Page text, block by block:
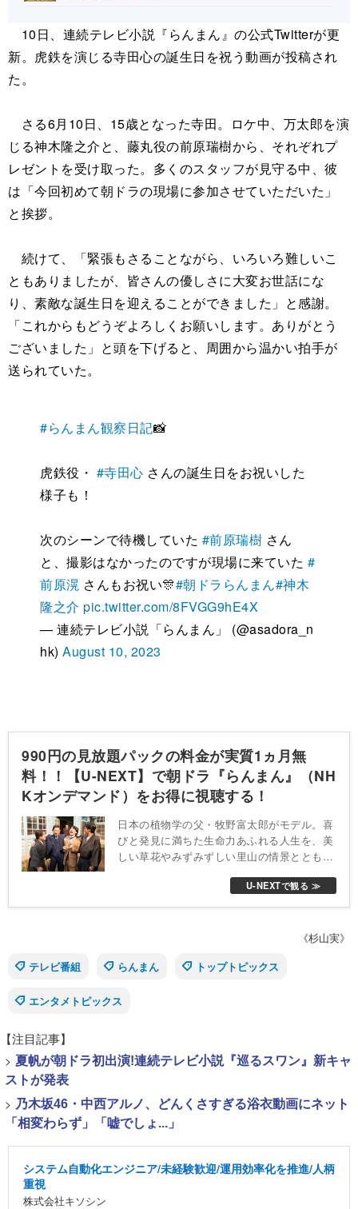
10日、連続テレビ小説『らんまん』の公式Twitterが更
新。虎鉄を演じる寺田心の誕生日を祝う動画が投稿され
た。
さる6月10日、15歳となった寺田。ロケ中、万太郎を演
じる神木隆之介と、藤丸役の前原瑞樹から、それぞれプ
レゼントを受け取った。多くのスタッフが見守る中、彼
は「今回初めて朝ドラの現場に参加させていただいた」
と挨拶。
続けて、「緊張もさることながら、いろいろ難しいこ
ともありましたが、皆さんの優しさに大変お世話にな
り、素敵な誕生日を迎えることができました」と感謝。
「これからもどうぞよろしくお願いします。ありがとう
ございました」と頭を下げると、周囲から温かい拍手が
送られていた。
#らんまん観察日記📸
虎鉄役・ #寺田心 さんの誕生日をお祝いした
様子も！
次のシーンで待機していた #前原瑞樹 さん
と、撮影はなかったのですが現場に来ていた #
前原滉 さんもお祝い🎊#朝ドラらんまん#神木
隆之介 pic.twitter.com/8FVGG9hE4X
— 連続テレビ小説「らんまん」 (@asadora_n
hk) August 10, 2023
990円の見放題パックの料金が実質1ヵ月無
料！！【U-NEXT】で朝ドラ『らんまん』（NH
Kオンデマンド）をお得に視聴する！
日本の植物学の父・牧野富太郎がモデル。喜
びと発見に満ちた生命力あふれる人生を、美
しい草花やみずみずしい里山の情景とともに
U-NEXTで観る ≫
《杉山実》
テレビ番組
らんまん トップトピックス
エンタメトピックス
【注目記事】
> 夏帆が朝ドラ初出演!連続テレビ小説『巡るスワン』新キャ
ストが発表
> 乃木坂46・中西アルノ、どんくさすぎる浴衣動画にネット
「相変わらず」「嘘でしょ...」
システム自動化エンジニア/未経験歓迎/運用効率化を推進/人柄
重視
株式会社キソシン